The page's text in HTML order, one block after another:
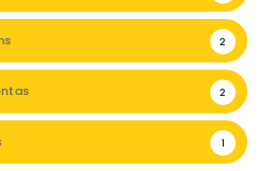
2
2
1